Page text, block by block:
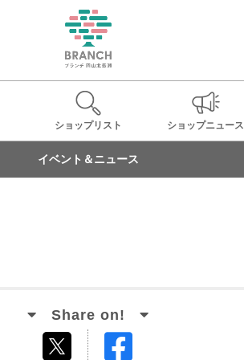
ショップリスト ショップニュース
イベント＆ニュース